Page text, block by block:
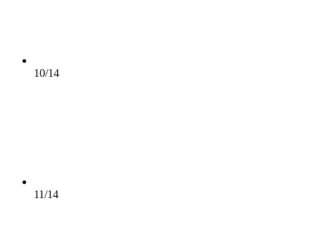
10/14
11/14